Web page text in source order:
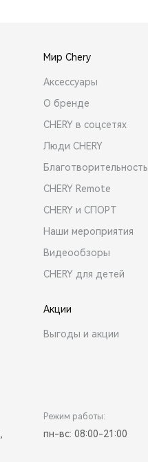
Мир Chery
Аксессуары
О бренде
CHERY в соцсетях
Люди CHERY
Благотворительность
CHERY Remote
CHERY и СПОРТ
Наши мероприятия
Видеообзоры
CHERY для детей
Акции
Выгоды и акции
Режим работы:
пн-вс: 08:00-21:00